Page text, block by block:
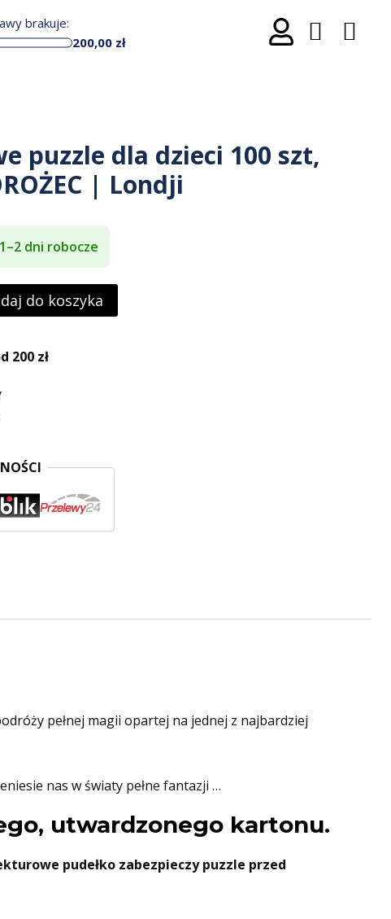
brakuje:
200,00 zł
puzzle dla dzieci 100 szt,
| Londji
dni robocze
do koszyka
200 zł
pełnej magii opartej na jednej z najbardziej
nas w światy pełne fantazji …
utwardzonego kartonu.
pudełko zabezpieczy puzzle przed